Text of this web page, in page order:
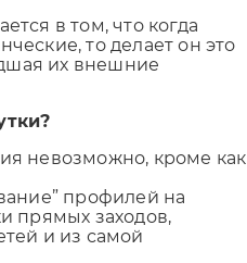
в том, что когда
то делает он это
их внешние
невозможно, кроме как
профилей на
прямых заходов,
и из самой